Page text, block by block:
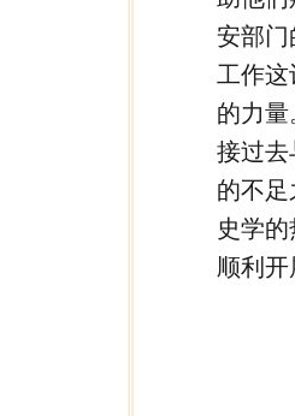
安部门
工作
的力
接过去
的不
史学
顺利